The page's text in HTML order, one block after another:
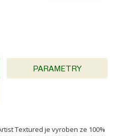
PARAMETRY
Textured je vyroben ze 100%